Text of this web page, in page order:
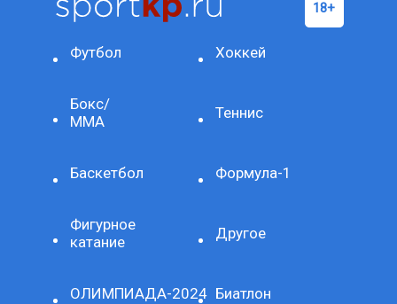
Футбол Хоккей
Бокс/
ММА
Теннис
Баскетбол Формула-1
Фигурное
катание
Другое
ОЛИМПИАДА-2024 Биатлон